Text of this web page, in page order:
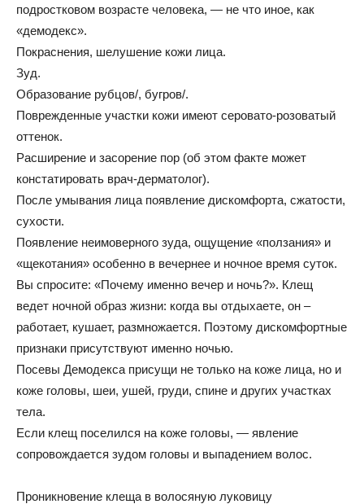
подростковом возрасте человека, — не что иное, как
«демодекс».
Покраснения, шелушение кожи лица.
Зуд.
Образование рубцов/, бугров/.
Поврежденные участки кожи имеют серовато-розоватый
оттенок.
Расширение и засорение пор (об этом факте может
констатировать врач-дерматолог).
После умывания лица появление дискомфорта, сжатости,
сухости.
Появление неимоверного зуда, ощущение «ползания» и
«щекотания» особенно в вечернее и ночное время суток.
Вы спросите: «Почему именно вечер и ночь?». Клещ
ведет ночной образ жизни: когда вы отдыхаете, он –
работает, кушает, размножается. Поэтому дискомфортные
признаки присутствуют именно ночью.
Посевы Демодекса присущи не только на коже лица, но и
коже головы, шеи, ушей, груди, спине и других участках
тела.
Если клещ поселился на коже головы, — явление
сопровождается зудом головы и выпадением волос.
Проникновение клеща в волосяную луковицу